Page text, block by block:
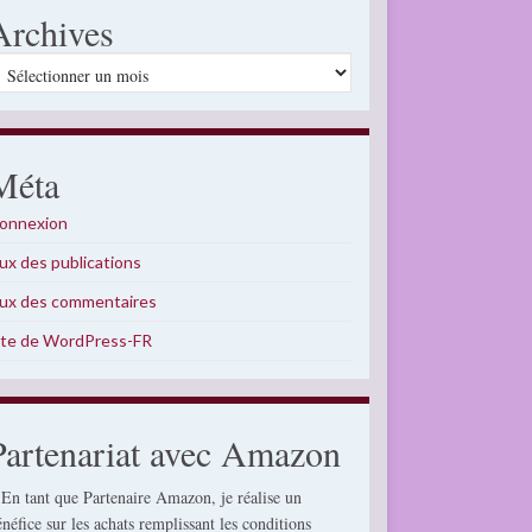
des publications
des commentaires
de WordPress-FR
avec Amazon
tant que Partenaire Amazon, je réalise un
sur les achats remplissant les conditions